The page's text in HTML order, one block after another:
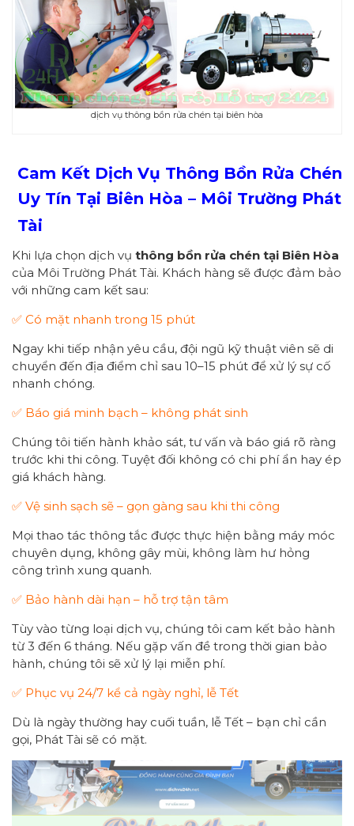
dịch vụ thông bồn rửa chén tại biên hòa
Cam Kết Dịch Vụ Thông Bồn Rửa Chén
Uy Tín Tại Biên Hòa – Môi Trường Phát
Tài
Khi lựa chọn dịch vụ thông bồn rửa chén tại Biên Hòa
của Môi Trường Phát Tài. Khách hàng sẽ được đảm bảo
với những cam kết sau:
✅ Có mặt nhanh trong 15 phút
Ngay khi tiếp nhận yêu cầu, đội ngũ kỹ thuật viên sẽ di
chuyển đến địa điểm chỉ sau 10–15 phút để xử lý sự cố
nhanh chóng.
✅ Báo giá minh bạch – không phát sinh
Chúng tôi tiến hành khảo sát, tư vấn và báo giá rõ ràng
trước khi thi công. Tuyệt đối không có chi phí ẩn hay ép
giá khách hàng.
✅ Vệ sinh sạch sẽ – gọn gàng sau khi thi công
Mọi thao tác thông tắc được thực hiện bằng máy móc
chuyên dụng, không gây mùi, không làm hư hỏng
công trình xung quanh.
✅ Bảo hành dài hạn – hỗ trợ tận tâm
Tùy vào từng loại dịch vụ, chúng tôi cam kết bảo hành
từ 3 đến 6 tháng. Nếu gặp vấn đề trong thời gian bảo
hành, chúng tôi sẽ xử lý lại miễn phí.
✅ Phục vụ 24/7 kể cả ngày nghỉ, lễ Tết
Dù là ngày thường hay cuối tuần, lễ Tết – bạn chỉ cần
gọi, Phát Tài sẽ có mặt.